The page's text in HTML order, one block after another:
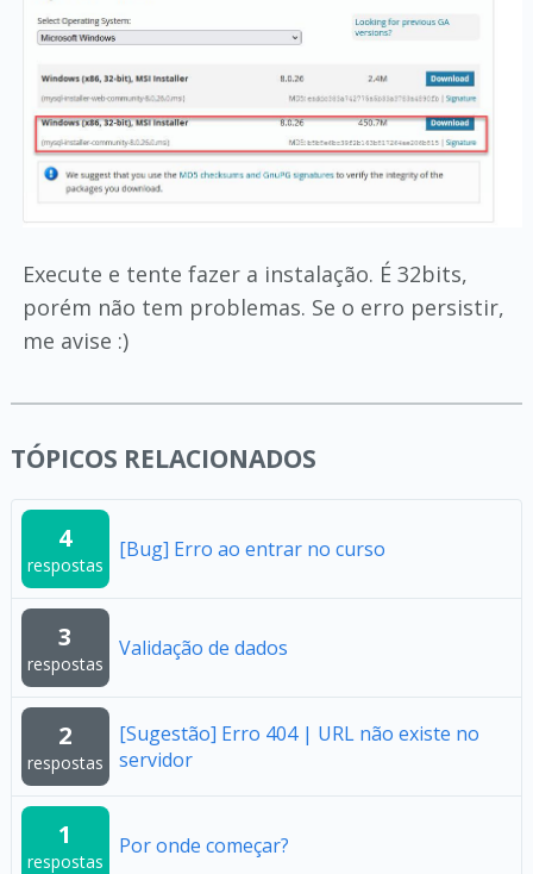
Execute e tente fazer a instalação. É 32bits,
porém não tem problemas. Se o erro persistir,
me avise :)
TÓPICOS RELACIONADOS
4
respostas
[Bug] Erro ao entrar no curso
3
respostas
Validação de dados
2
respostas
[Sugestão] Erro 404 | URL não existe no
servidor
1
respostas
Por onde começar?